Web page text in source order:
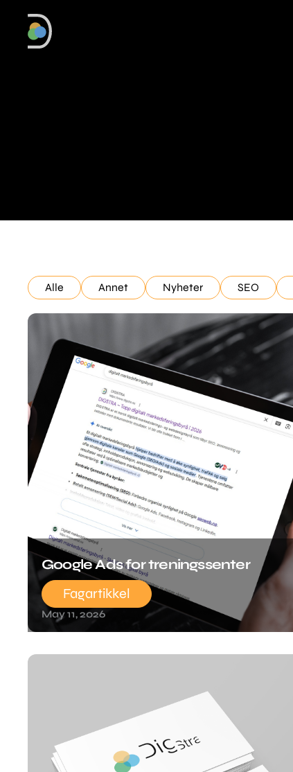
Alle Annet Nyheter SEO
Google Ads for treningssenter
Fagartikkel
May 11, 2026